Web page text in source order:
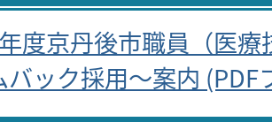
度京丹後市職員（医
バック採用～案内 (PDF